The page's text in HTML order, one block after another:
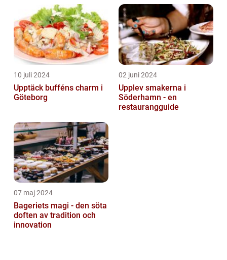
10 juli 2024
Upptäck bufféns charm i
Göteborg
02 juni 2024
Upplev smakerna i
Söderhamn - en
restaurangguide
07 maj 2024
Bageriets magi - den söta
doften av tradition och
innovation